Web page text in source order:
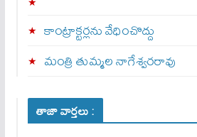
కాంట్రాక్టర్లను వేధించొద్దు
మంత్రి తుమ్మల నాగేశ్వరరావు
తాజా వార్తలు :